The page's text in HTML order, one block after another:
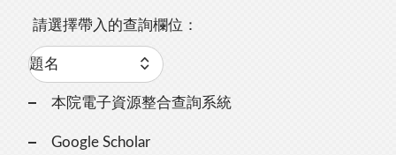
請選擇帶入的查詢欄位：
本院電子資源整合查詢系統
Google Scholar